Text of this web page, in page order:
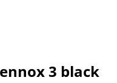
3 black